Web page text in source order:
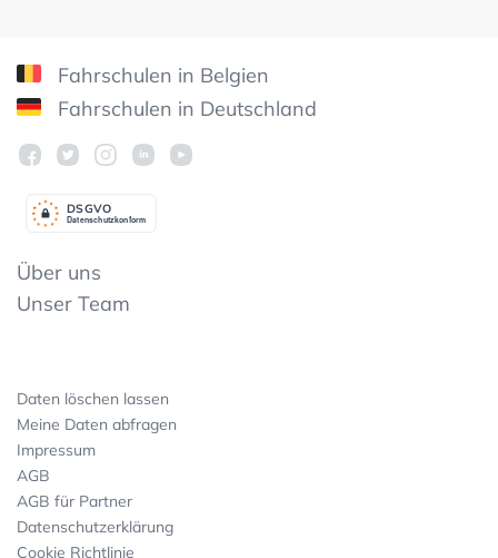
Fahrschulen in Belgien
Fahrschulen in Deutschland
Datenschutzkonform
DSGVO
Über uns
Unser Team
Daten löschen lassen
Meine Daten abfragen
Impressum
AGB
AGB für Partner
Datenschutzerklärung
Cookie Richtlinie